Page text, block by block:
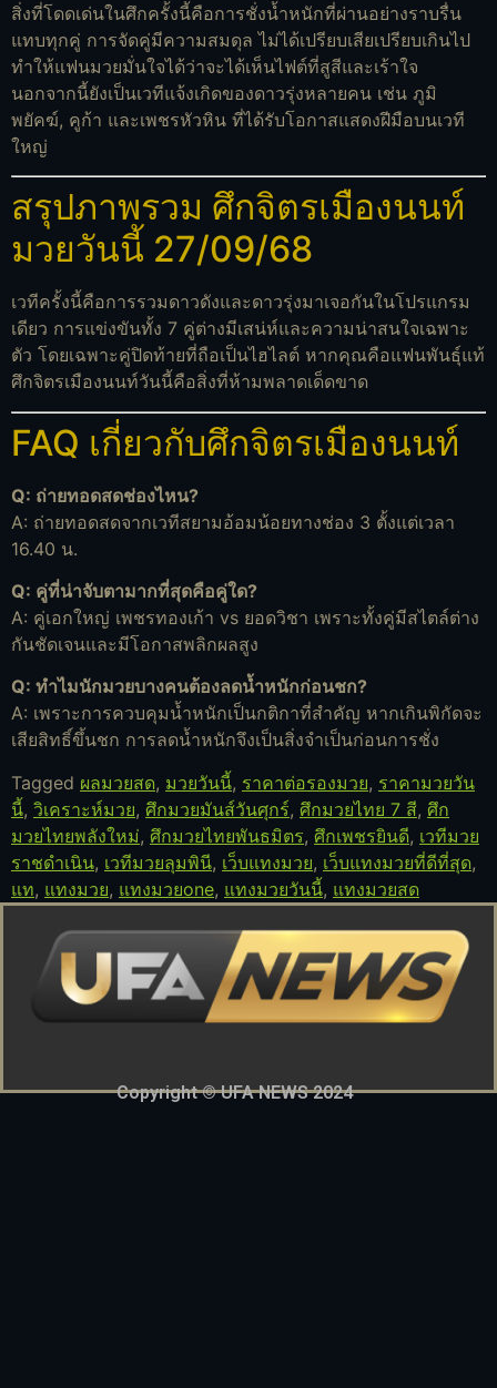
สิ่งที่โดดเด่นในศึกครั้งนี้คือการชั่งน้ำหนักที่ผ่านอย่างราบรื่น
แทบทุกคู่ การจัดคู่มีความสมดุล ไม่ได้เปรียบเสียเปรียบเกินไป
ทำให้แฟนมวยมั่นใจได้ว่าจะได้เห็นไฟต์ที่สูสีและเร้าใจ
นอกจากนี้ยังเป็นเวทีแจ้งเกิดของดาวรุ่งหลายคน เช่น ภูมิ
พยัคฆ์, คูก้า และเพชรหัวหิน ที่ได้รับโอกาสแสดงฝีมือบนเวที
ใหญ่
สรุปภาพรวม ศึกจิตรเมืองนนท์
มวยวันนี้ 27/09/68
เวทีครั้งนี้คือการรวมดาวดังและดาวรุ่งมาเจอกันในโปรแกรม
เดียว การแข่งขันทั้ง 7 คู่ต่างมีเสน่ห์และความน่าสนใจเฉพาะ
ตัว โดยเฉพาะคู่ปิดท้ายที่ถือเป็นไฮไลต์ หากคุณคือแฟนพันธุ์แท้
ศึกจิตรเมืองนนท์วันนี้คือสิ่งที่ห้ามพลาดเด็ดขาด
FAQ เกี่ยวกับศึกจิตรเมืองนนท์
Q: ถ่ายทอดสดช่องไหน?
A: ถ่ายทอดสดจากเวทีสยามอ้อมน้อยทางช่อง 3 ตั้งแต่เวลา
16.40 น.
Q: คู่ที่น่าจับตามากที่สุดคือคู่ใด?
A: คู่เอกใหญ่ เพชรทองเก้า vs ยอดวิชา เพราะทั้งคู่มีสไตล์ต่าง
กันชัดเจนและมีโอกาสพลิกผลสูง
Q: ทำไมนักมวยบางคนต้องลดน้ำหนักก่อนชก?
A: เพราะการควบคุมน้ำหนักเป็นกติกาที่สำคัญ หากเกินพิกัดจะ
เสียสิทธิ์ขึ้นชก การลดน้ำหนักจึงเป็นสิ่งจำเป็นก่อนการชั่ง
Tagged ผลมวยสด, มวยวันนี้, ราคาต่อรองมวย, ราคามวยวัน
นี้, วิเคราะห์มวย, ศึกมวยมันส์วันศุกร์, ศึกมวยไทย 7 สี, ศึก
มวยไทยพลังใหม่, ศึกมวยไทยพันธมิตร, ศึกเพชรยินดี, เวทีมวย
ราชดำเนิน, เวทีมวยลุมพินี, เว็บแทงมวย, เว็บแทงมวยที่ดีที่สุด,
แท, แทงมวย, แทงมวยone, แทงมวยวันนี้, แทงมวยสด
Copyright © UFA NEWS 2024